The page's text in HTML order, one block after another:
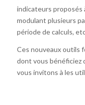
indicateurs
modulant plusieurs
période de calculs,
Ces nouveaux outils
dont vous bénéficiez
vous invitons à les